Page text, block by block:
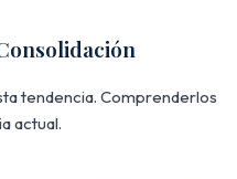
tendencia. Comprenderlos
actual.